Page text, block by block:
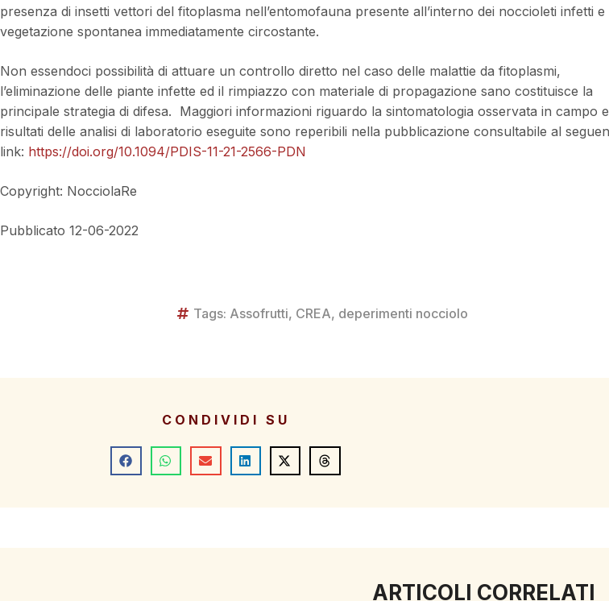
presenza di insetti vettori del fitoplasma nell’entomofauna presente all’interno dei noccioleti infetti e
vegetazione spontanea immediatamente circostante.
Non essendoci possibilità di attuare un controllo diretto nel caso delle malattie da fitoplasmi,
l’eliminazione delle piante infette ed il rimpiazzo con materiale di propagazione sano costituisce la
principale strategia di difesa. Maggiori informazioni riguardo la sintomatologia osservata in campo
risultati delle analisi di laboratorio eseguite sono reperibili nella pubblicazione consultabile al
link: https://doi.org/10.1094/PDIS-11-21-2566-PDN
Copyright: NocciolaRe
Pubblicato 12-06-2022
Tags: Assofrutti, CREA, deperimenti nocciolo
CONDIVIDI SU
ARTICOLI CORRELATI